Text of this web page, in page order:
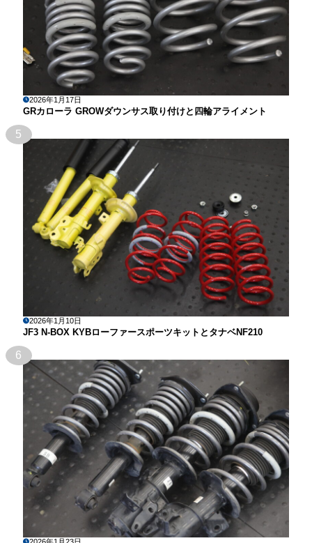
2026年1月17日
GRカローラ GROWダウンサス取り付けと四輪アライメント
5
2026年1月10日
JF3 N-BOX KYBローファースポーツキットとタナベNF210
6
2026年1月23日